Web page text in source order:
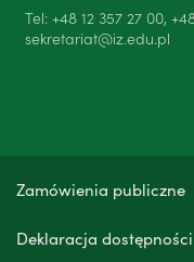
Tel: +48 12 357 27 00,
sekretariat@iz.edu.pl
Zamówienia publiczne
Deklaracja dostępności